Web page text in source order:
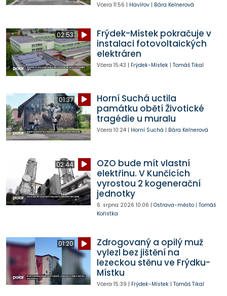
Včera 11:56 | Havířov| Bára Kelnerová
02:53
Frýdek-Místek pokračuje v
instalaci fotovoltaických
elektráren
Včera 15:43 | Frýdek-Místek| Tomáš Tikal
01:37
Horní Suchá uctila
památku obětí Životické
tragédie u muralu
Včera 10:24| Horní Suchá | Bára Kelnerová
02:44
OZO bude mít vlastní
elektřinu. V Kunčicích
vyrostou 2 kogenerační
jednotky
6. srpna 2026 10:06 | Ostrava-město| Tomáš
Kořistka
01:20
Zdrogovaný a opilý muž
vylezl bez jištění na
lezeckou stěnu ve Frýdku-
Místku
Včera 15:39 | Frýdek-Místek| Tomáš Tikal